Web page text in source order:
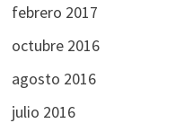
febrero 2017
octubre 2016
agosto 2016
julio 2016